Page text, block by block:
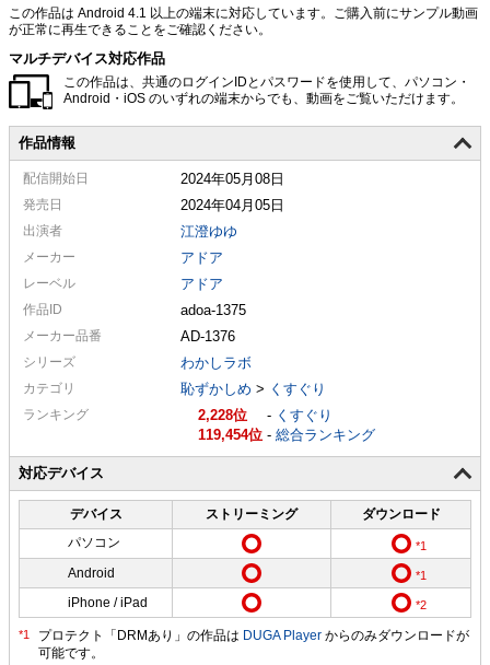
この作品は Android 4.1 以上の端末に対応しています。ご購入前にサンプル動画
が正常に再生できることをご確認ください。
マルチデバイス対応作品
この作品は、共通のログインIDとパスワードを使用して、パソコン・
Android・iOS のいずれの端末からでも、動画をご覧いただけます。
作品情報
配信開始日 2024年05月08日
発売日 2024年04月05日
出演者 江澄ゆゆ
メーカー アドア
レーベル アドア
作品ID adoa-1375
メーカー品番 AD-1376
シリーズ わかしラボ
カテゴリ 恥ずかしめ > くすぐり
ランキング 2,228 - くすぐり
119,454
- 総合ランキング
対応デバイス
デバイス ストリーミング
ダウンロード
パソコン
Android
iPhone / iPad
プロテクト「DRMあり」の作品は DUGA Player からのみダウンロードが
可能です。